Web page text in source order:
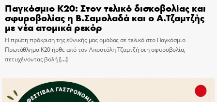
Παγκόσμιο Κ20: Στον τελικό δισκοβολίας και
σφυροβολίας η Β.Σαμολαδά και ο Α.Τζαμτζής
με νέα ατομικά ρεκόρ
Η πρώτη πρόκριση της εθνικής μας ομάδας σε τελικό στο Παγκόσμιο
Πρωτάθλημα Κ20 ήρθε από τον Αποστόλη Τζαμτζή στη σφυροβολία,
πετυχένοντας βολή[…]